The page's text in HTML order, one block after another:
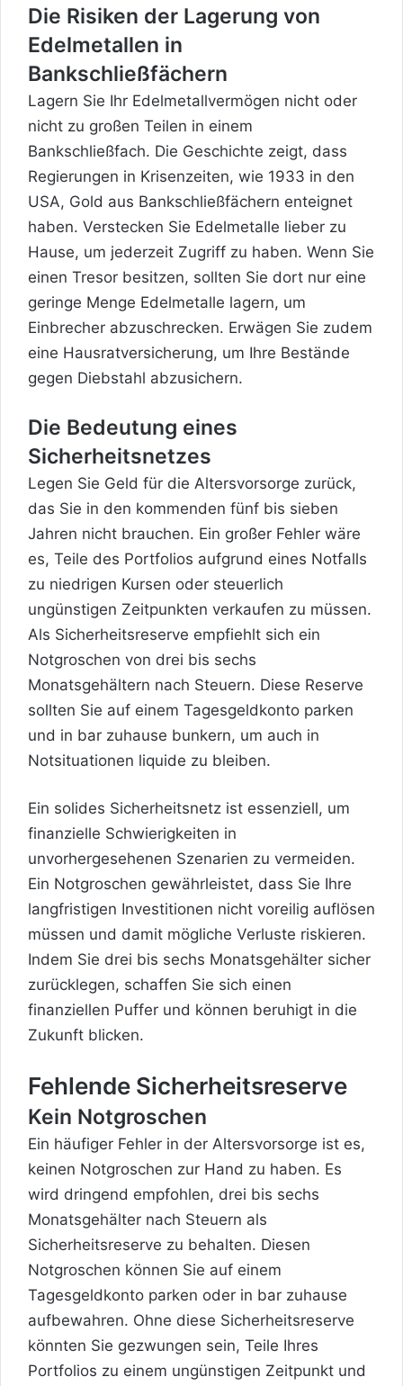
Die Risiken der Lagerung von
Edelmetallen in
Bankschließfächern
Lagern Sie Ihr Edelmetallvermögen nicht oder
nicht zu großen Teilen in einem
Bankschließfach. Die Geschichte zeigt, dass
Regierungen in Krisenzeiten, wie 1933 in den
USA, Gold aus Bankschließfächern enteignet
haben. Verstecken Sie Edelmetalle lieber zu
Hause, um jederzeit Zugriff zu haben. Wenn Sie
einen Tresor besitzen, sollten Sie dort nur eine
geringe Menge Edelmetalle lagern, um
Einbrecher abzuschrecken. Erwägen Sie zudem
eine Hausratversicherung, um Ihre Bestände
gegen Diebstahl abzusichern.
Die Bedeutung eines
Sicherheitsnetzes
Legen Sie Geld für die Altersvorsorge zurück,
das Sie in den kommenden fünf bis sieben
Jahren nicht brauchen. Ein großer Fehler wäre
es, Teile des Portfolios aufgrund eines Notfalls
zu niedrigen Kursen oder steuerlich
ungünstigen Zeitpunkten verkaufen zu müssen.
Als Sicherheitsreserve empfiehlt sich ein
Notgroschen von drei bis sechs
Monatsgehältern nach Steuern. Diese Reserve
sollten Sie auf einem Tagesgeldkonto parken
und in bar zuhause bunkern, um auch in
Notsituationen liquide zu bleiben.
Ein solides Sicherheitsnetz ist essenziell, um
finanzielle Schwierigkeiten in
unvorhergesehenen Szenarien zu vermeiden.
Ein Notgroschen gewährleistet, dass Sie Ihre
langfristigen Investitionen nicht voreilig auflösen
müssen und damit mögliche Verluste riskieren.
Indem Sie drei bis sechs Monatsgehälter sicher
zurücklegen, schaffen Sie sich einen
finanziellen Puffer und können beruhigt in die
Zukunft blicken.
Fehlende Sicherheitsreserve
Kein Notgroschen
Ein häufiger Fehler in der Altersvorsorge ist es,
keinen Notgroschen zur Hand zu haben. Es
wird dringend empfohlen, drei bis sechs
Monatsgehälter nach Steuern als
Sicherheitsreserve zu behalten. Diesen
Notgroschen können Sie auf einem
Tagesgeldkonto parken oder in bar zuhause
aufbewahren. Ohne diese Sicherheitsreserve
könnten Sie gezwungen sein, Teile Ihres
Portfolios zu einem ungünstigen Zeitpunkt und